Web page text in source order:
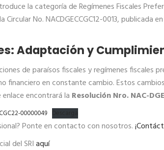
la categoría de Regímenes Fiscales
Circular No. NACDGECCGC12-0013,
Adaptación y
de paraísos fiscales y regímenes
financiero en constante cambio. Estos
encontrará la Resolución Nro. NAC-
00000049
Ponte en contacto con nosotros.
del SRIaquí